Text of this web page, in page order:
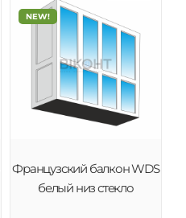
NEW!
Французский балкон WDS
белый низ стекло